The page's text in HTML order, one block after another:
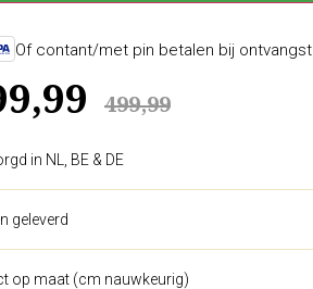
Of contant/met pin betalen bij ontvangst
499,99
in NL, BE & DE
geleverd
op maat (cm nauwkeurig)